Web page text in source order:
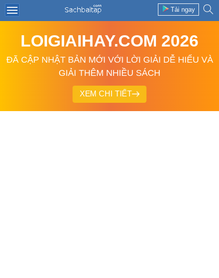
Tải ngay
LOIGIAIHAY.COM 2026
ĐÃ CẬP NHẬT BẢN MỚI VỚI LỜI GIẢI DỄ HIỂU VÀ
GIẢI THÊM NHIỀU SÁCH
XEM CHI TIẾT